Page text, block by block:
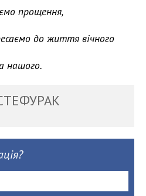
прощення,
до життя вічного
нашого.